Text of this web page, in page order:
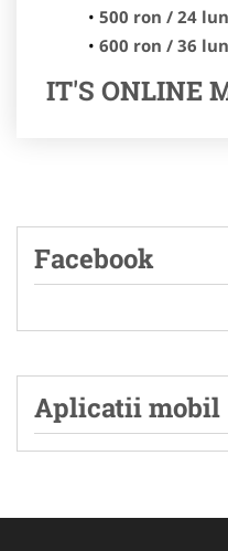
500 ron / 24
600 ron / 36
IT'S ONLINE
Facebook
Aplicatii mobil